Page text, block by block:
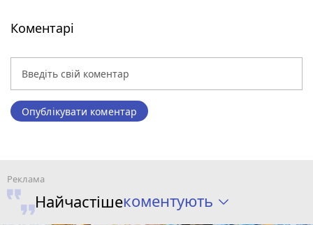
Коментарі
Опублікувати коментар
Найчастішекоментують